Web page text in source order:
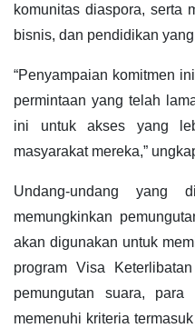
komunitas diaspora, serta
bisnis, dan pendidikan
“Penyampaian komitmen
permintaan yang telah
ini untuk akses yang
masyarakat mereka,”
Undang-undang yang
memungkinkan
akan digunakan untuk
program Visa
pemungutan suara,
memenuhi kriteria